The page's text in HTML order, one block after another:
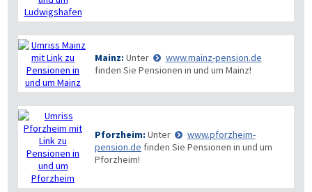
Mainz: Unter
www.mainz-pension.de
finden Sie Pensionen in und um Mainz!
Pforzheim: Unter
www.pforzheim-
pension.de finden Sie Pensionen in und um
Pforzheim!